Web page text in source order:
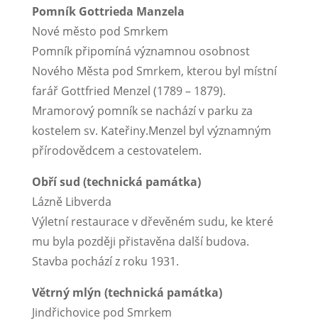
Pomník Gottrieda Manzela
Nové město pod Smrkem
Pomník připomíná významnou osobnost
Nového Města pod Smrkem, kterou byl místní
farář Gottfried Menzel (1789 – 1879).
Mramorový pomník se nachází v parku za
kostelem sv. Kateřiny.Menzel byl významným
přírodovědcem a cestovatelem.
Obří sud (technická památka)
Lázně Libverda
Výletní restaurace v dřevěném sudu, ke které
mu byla později přistavěna další budova.
Stavba pochází z roku 1931.
Větrný mlýn (technická památka)
Jindřichovice pod Smrkem